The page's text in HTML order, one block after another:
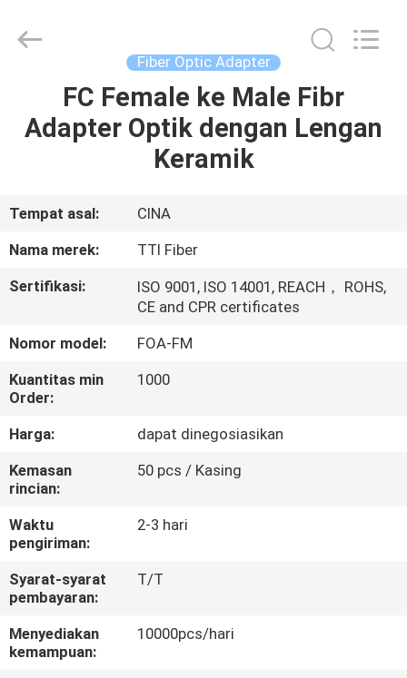
RUMAH
TENTANG
KAMI
TUR
PABRIK
KONTROL
KUALITAS
HUBUNGI
PERMINTAAN
PENAWARAN
SITEMAP
Tech.
Fiber Optic Adapter
FC Female ke Male Fibr
Adapter Optik dengan Lengan
Keramik
Tempat asal:
CINA
Nama merek:
TTI Fiber
Sertifikasi:
ISO 9001, ISO 14001, REACH， ROHS,
CE and CPR certificates
Nomor model:
FOA-FM
Kuantitas min
Order:
1000
Harga:
dapat dinegosiasikan
Kemasan
rincian:
50 pcs / Kasing
Waktu
pengiriman:
2-3 hari
Syarat-syarat
pembayaran:
T/T
Menyediakan
kemampuan:
10000pcs/hari